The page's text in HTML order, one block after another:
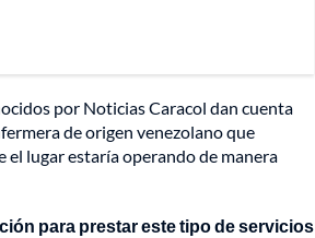
por Noticias Caracol dan cuenta
de origen venezolano que
el lugar estaría operando de manera
para prestar este tipo de servicios